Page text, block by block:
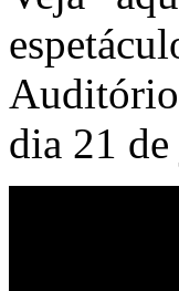
Auditório
dia 21